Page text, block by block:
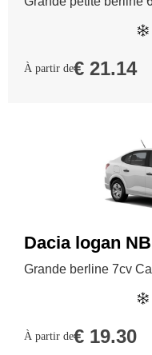
À partir de€ 21.14
Dacia logan
Grande berline 7cv
À partir de€ 19.30